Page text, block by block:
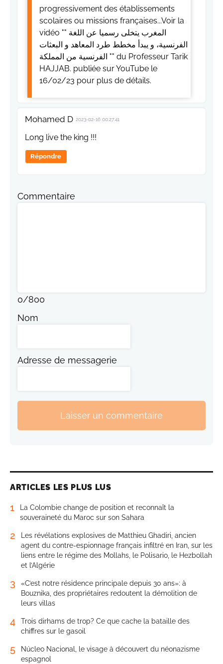
progressivement des établissements
scolaires ou missions françaises...Voir la
vidéo "" المغرب يتخلى رسميا عن اللغة
الفرنسية، و يبدأ مخطط طرد المعاهد و البعثات
الفرنسية من المملكة "" du Professeur Tarik
HAJJAB. publiée sur YouTube le
16/02/23 pour plus de détails.
Mohamed D 2023-02-16 00:27:41
Long live the king !!!
Répondre
Commentaire
0/800
Nom
Adresse de messagerie
Laisser un commentaire
ARTICLES LES PLUS LUS
1
La Colombie change de position et reconnaît la
souveraineté du Maroc sur son Sahara
2
Les révélations explosives de Matthieu Ghadiri, ancien
agent du contre-espionnage français infiltré en Iran, sur les
liens entre le régime des Mollahs, le Polisario, le Hezbollah
et l’Algérie
3
«C’est notre résidence principale depuis 30 ans»: à
Bouznika, des propriétaires redoutent la démolition de
leurs villas
4
Trois dirhams de trop? Ce que cache la bataille des
chiffres sur le gasoil
5
Núcleo Nacional, le visage à découvert du néonazisme
espagnol